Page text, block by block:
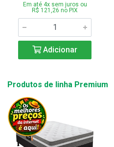
Em até 4x sem juros ou
R$ 121,26 no PIX
Adicionar
Produtos de linha Premium